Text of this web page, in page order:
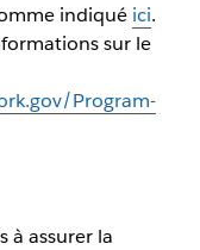
indiqué ici.
sur le
Program-
à assurer la